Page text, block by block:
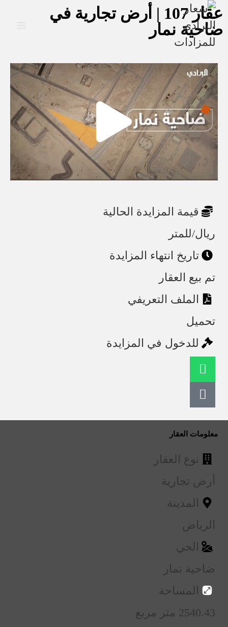
عقار 107 | أرض تجارية في
ضاحية نمار
قيمة المزايدة الحالية
ريال/للمتر
تاريخ انتهاء المزايدة
تم بيع العقار
الملف التعريفي
تحميل
للدخول في المزايدة
معلومات العقار
نوع العقار
أرض تجارية
المدينة
الرياض
الحي
ضاحية نمار
المساحة
2540.43 متر مربع